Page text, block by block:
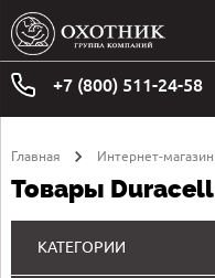
+7 (800) 511-24-58
Главная Интернет-магазин
Товары Duracell
КАТЕГОРИИ